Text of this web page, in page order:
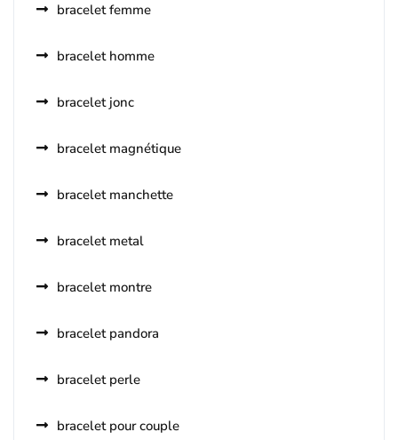
bracelet femme
bracelet homme
bracelet jonc
bracelet magnétique
bracelet manchette
bracelet metal
bracelet montre
bracelet pandora
bracelet perle
bracelet pour couple